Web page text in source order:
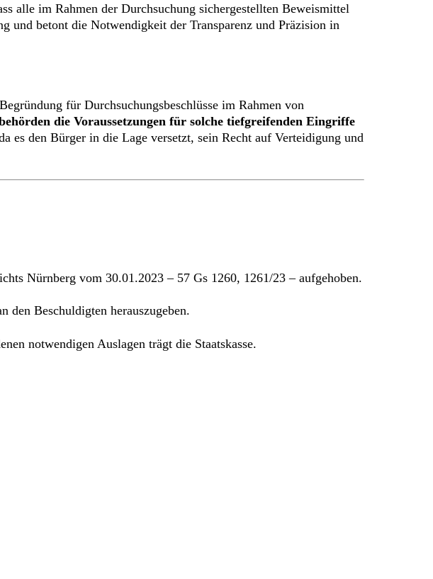
alle im Rahmen der Durchsuchung sichergestellten Beweismittel
und betont die Notwendigkeit der Transparenz und Präzision in
für Durchsuchungsbeschlüsse im Rahmen von
die Voraussetzungen für solche tiefgreifenden Eingriffe
es den Bürger in die Lage versetzt, sein Recht auf Verteidigung und
Nürnberg vom 30.01.2023 – 57 Gs 1260, 1261/23 – aufgehoben.
den Beschuldigten herauszugeben.
notwendigen Auslagen trägt die Staatskasse.